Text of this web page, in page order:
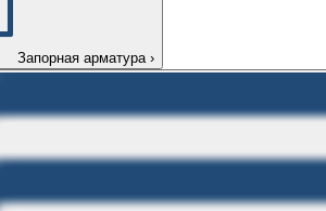
Запорная арматура ›